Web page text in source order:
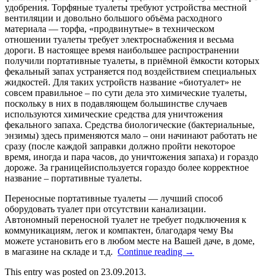
удобрения. Торфяные туалеты требуют устройства местной
вентиляции и довольно большого объёма расходного
материала — торфа, «продвинутые» в техническом
отношении туалеты требует электроснабжения и весьма
дороги. В настоящее время наибольшее распространении
получили портативные туалеты, в приёмной ёмкости которых
фекальный запах устраняется под воздействием специальных
жидкостей. Для таких устройств название «биотуалет» не
совсем правильное – по сути дела это химические туалеты,
поскольку в них в подавляющем большинстве случаев
используются химические средства для уничтожения
фекального запаха. Средства биологические (бактериальные,
энзимы) здесь применяются мало – они начинают работать не
сразу (после каждой заправки должно пройти некоторое
время, иногда и пара часов, до уничтожения запаха) и гораздо
дороже. За границейиспользуется гораздо более корректное
название – портативные туалеты.
Переносные портативные туалеты — лучший способ
оборудовать туалет при отсутствии канализации.
Автономный переносной туалет не требует подключения к
коммуникациям, легок и компактен, благодаря чему Вы
можете установить его в любом месте на Вашей даче, в доме,
в магазине на складе и т.д. Continue reading →
This entry was posted on 23.09.2013.